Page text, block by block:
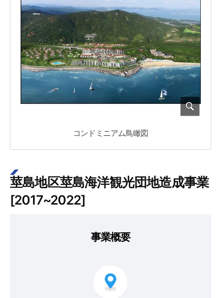
コンドミニアム鳥瞰図
莖島地区莖島海洋観光団地造成事業
[2017~2022]
事業概要